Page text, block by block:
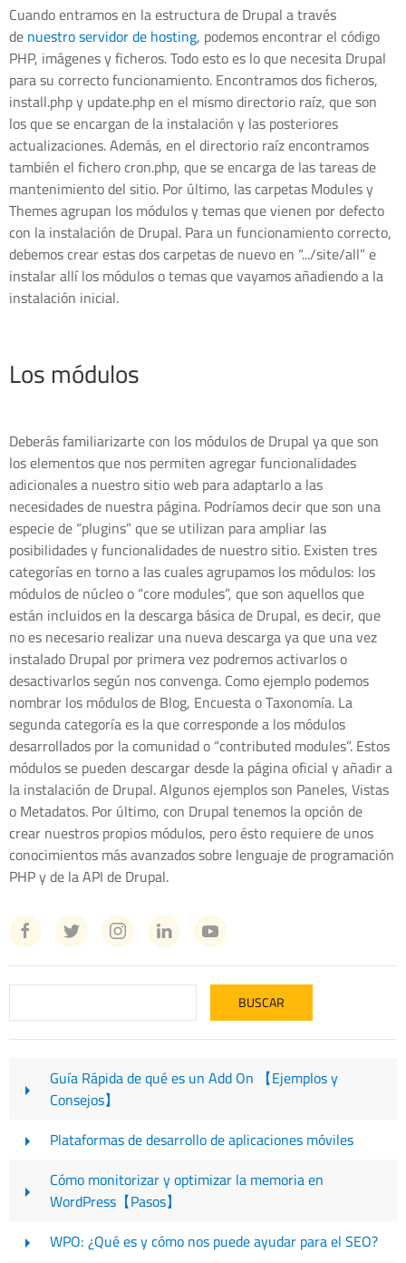
Cuando entramos en la estructura de Drupal a través
denuestro servidor de hosting, podemos encontrar el código
PHP, imágenes y ficheros. Todo esto es lo que necesita Drupal
para su correcto funcionamiento. Encontramos dos ficheros,
install.php y update.php en el mismo directorio raíz, que son
los que se encargan de la instalación y las posteriores
actualizaciones. Además, en el directorio raíz encontramos
también el fichero cron.php, que se encarga de las tareas de
mantenimiento del sitio. Por último, las carpetas Modules y
Themes agrupan los módulos y temas que vienen por defecto
con la instalación de Drupal. Para un funcionamiento correcto,
debemos crear estas dos carpetas de nuevo en “.../site/all” e
instalar allí los módulos o temas que vayamos añadiendo a la
instalación inicial.
Los módulos
Deberás familiarizarte con los módulos de Drupal ya que son
los elementos que nos permiten agregar funcionalidades
adicionales a nuestro sitio web para adaptarlo a las
necesidades de nuestra página. Podríamos decir que son una
especie de “plugins” que se utilizan para ampliar las
posibilidades y funcionalidades de nuestro sitio. Existen tres
categorías en torno a las cuales agrupamos los módulos: los
módulos de núcleo o “core modules”, que son aquellos que
están incluidos en la descarga básica de Drupal, es decir, que
no es necesario realizar una nueva descarga ya que una vez
instalado Drupal por primera vez podremos activarlos o
desactivarlos según nos convenga. Como ejemplo podemos
nombrar los módulos de Blog, Encuesta o Taxonomía. La
segunda categoría es la que corresponde a los módulos
desarrollados por la comunidad o “contributed modules”. Estos
módulos se pueden descargar desde la página oficial y añadir a
la instalación de Drupal. Algunos ejemplos son Paneles, Vistas
o Metadatos. Por último, con Drupal tenemos la opción de
crear nuestros propios módulos, pero ésto requiere de unos
conocimientos más avanzados sobre lenguaje de programación
PHP y de la API de Drupal.
Guía Rápida de qué es un Add On 【Ejemplos y
Consejos】
Plataformas de desarrollo de aplicaciones móviles
Cómo monitorizar y optimizar la memoria en
WordPress【Pasos】
WPO: ¿Qué es y cómo nos puede ayudar para el SEO?